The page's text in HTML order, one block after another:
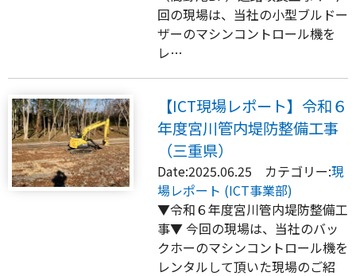
回の現場は、当社の小型ブルドー
ザーのマシンコントロール機を
レ…
【ICT現場レポート】令和６
年度宮川管内堤防整備工事
（三重県）
Date:2025.06.25 カテゴリー:現
場レポート (ICT事業部)
▼令和６年度宮川管内堤防整備工
事▼ 今回の現場は、当社のバッ
クホーのマシンコントロール機を
レンタルして頂いた現場のご紹